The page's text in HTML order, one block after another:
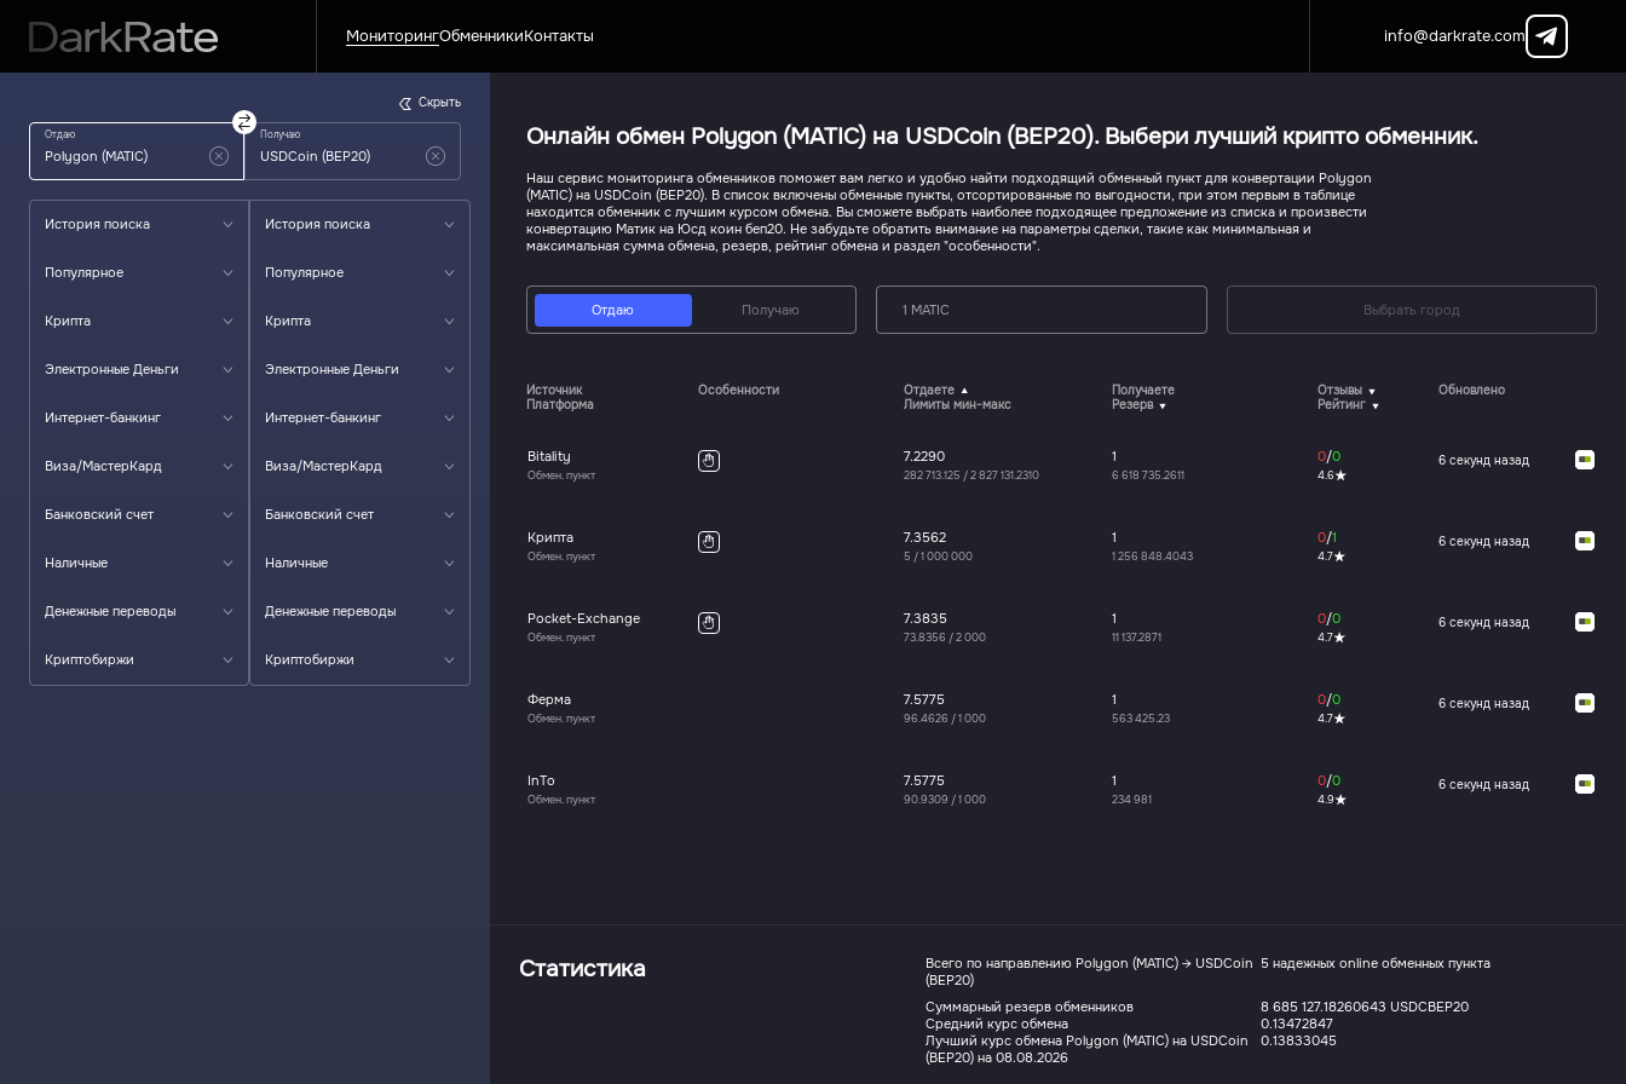
МониторингОбменникиКонтакты info@darkrate.com
Отдаю Получаю
История поиска
Популярное
Крипта
Электронные Деньги
Интернет-банкинг
Виза/МастерКард
Банковский счет
Наличные
Денежные переводы
Криптобиржи
История поиска
Популярное
Крипта
Электронные Деньги
Интернет-банкинг
Виза/МастерКард
Банковский счет
Наличные
Денежные переводы
Криптобиржи
Скрыть
Онлайн обмен Polygon (MATIC) на USDCoin (BEP20). Выбери лучший крипто обменник.
Наш сервис мониторинга обменников поможет вам легко и удобно найти подходящий обменный пункт для конвертации Polygon
(MATIC) на USDCoin (BEP20). В список включены обменные пункты, отсортированные по выгодности, при этом первым в таблице
находится обменник с лучшим курсом обмена. Вы сможете выбрать наиболее подходящее предложение из списка и произвести
конвертацию Матик на Юсд коин беп20. Не забудьте обратить внимание на параметры сделки, такие как минимальная и
максимальная сумма обмена, резерв, рейтинг обмена и раздел "особенности".
Отдаю Получаю 1 MATIC Выбрать город
Источник
Платформа
Особенности
Отдаете
Лимиты мин-макс
Получаете
Резерв
Отзывы
Рейтинг
Обновлено
Bitality
Обмен. пункт
7.2290
282 713.125 /2 827 131.2310
1
6 618 735.2611
0/0
4.6
6 секунд назад
Крипта
Обмен. пункт
7.3562
5 /1 000 000
1
1 256 848.4043
0/1
4.7
6 секунд назад
Pocket-Exchange
Обмен. пункт
7.3835
73.8356 /2 000
1
11 137.2871
0/0
4.7
6 секунд назад
Ферма
Обмен. пункт
7.5775
96.4626 /1 000
1
563 425.23
0/0
4.7
6 секунд назад
InTo
Обмен. пункт
7.5775
90.9309 /1 000
1
234 981
0/0
4.9
6 секунд назад
Статистика
Всего по направлению Polygon (MATIC) → USDCoin
(BEP20)
5 надежных online обменных пункта
Суммарный резерв обменников
8 685 127.18260643 USDCBEP20
Средний курс обмена
0.13472847
Лучший курс обмена Polygon (MATIC) на USDCoin
(BEP20) на 08.08.2026
0.13833045